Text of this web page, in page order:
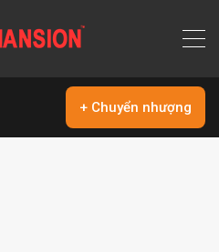
+ Chuyển nhượng